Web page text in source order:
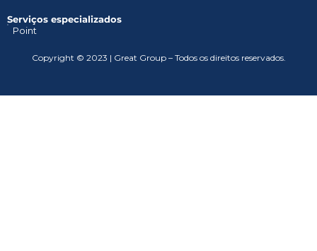
Serviços especializados
Point
Copyright © 2023 | Great Group – Todos os direitos reservados.